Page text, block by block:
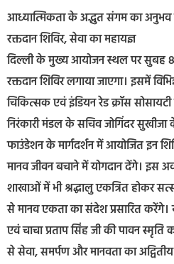
आध्यात्मिकता के अद्भुत संगम का अनुभव
रक्तदान शिविर, सेवा का महायज्ञ
दिल्ली के मुख्य आयोजन स्थल पर सुबह
रक्तदान शिविर लगाया जाएगा। इसमें
चिकित्सक एवं इंडियन रेड क्रॉस
निरंकारी मंडल के सचिव जोगिंदर
फाउंडेशन के मार्गदर्शन में आयोजित इन
मानव जीवन बचाने में योगदान देंगे। इस
शाखाओं में भी श्रद्धालु एकत्रित होकर
से मानव एकता का संदेश प्रसारित
एवं चाचा प्रताप सिंह जी की पावन स्मृति
से सेवा, समर्पण और मानवता का